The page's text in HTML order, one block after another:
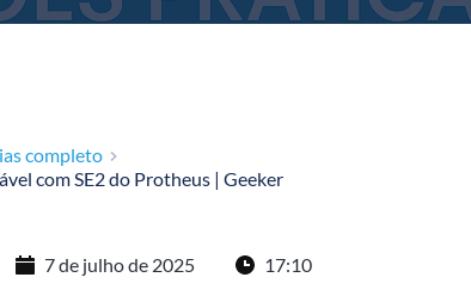
completo
com SE2 do Protheus | Geeker
7 de julho de 2025 17:10